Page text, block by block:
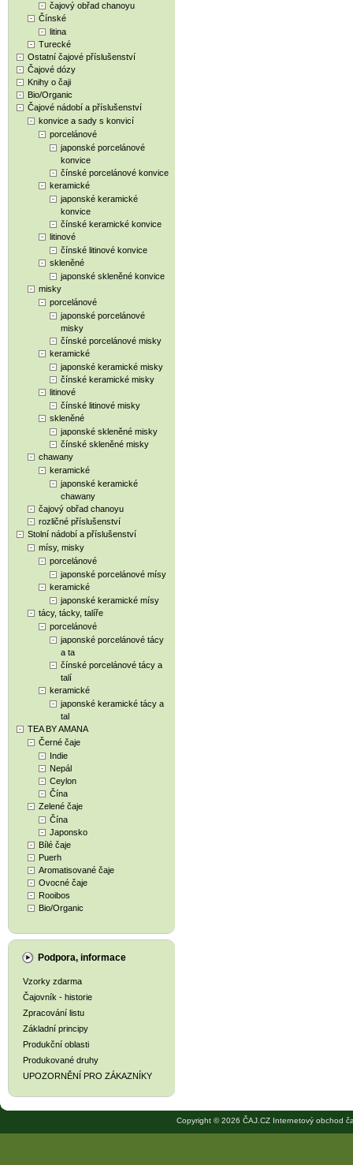
čajový obřad chanoyu
Čínské
litina
Turecké
Ostatní čajové příslušenství
Čajové dózy
Knihy o čaji
Bio/Organic
Čajové nádobí a příslušenství
konvice a sady s konvicí
porcelánové
japonské porcelánové
konvice
čínské porcelánové konvice
keramické
japonské keramické
konvice
čínské keramické konvice
litinové
čínské litinové konvice
skleněné
japonské skleněné konvice
misky
porcelánové
japonské porcelánové
misky
čínské porcelánové misky
keramické
japonské keramické misky
čínské keramické misky
litinové
čínské litinové misky
skleněné
japonské skleněné misky
čínské skleněné misky
chawany
keramické
japonské keramické
chawany
čajový obřad chanoyu
rozličné příslušenství
Stolní nádobí a příslušenství
mísy, misky
porcelánové
japonské porcelánové mísy
keramické
japonské keramické mísy
tácy, tácky, talíře
porcelánové
japonské porcelánové tácy
a ta
čínské porcelánové tácy a
talí
keramické
japonské keramické tácy a
tal
TEA BY AMANA
Černé čaje
Indie
Nepál
Ceylon
Čína
Zelené čaje
Čína
Japonsko
Bílé čaje
Puerh
Aromatisované čaje
Ovocné čaje
Rooibos
Bio/Organic
Podpora, informace
Vzorky zdarma
Čajovník - historie
Zpracování listu
Základní principy
Produkční oblasti
Produkované druhy
UPOZORNĚNÍ PRO ZÁKAZNÍKY
Copyright © 2026 ČAJ.CZ Internetový obchod